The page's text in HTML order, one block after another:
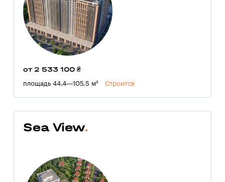
от 2 533 100 ₴
площадь 44.4—105.5 м² Строится
Sea View